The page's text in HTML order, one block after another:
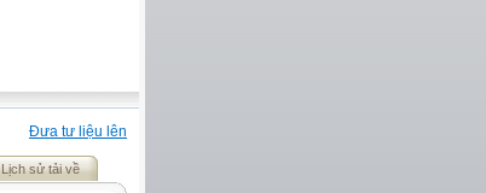
Đưa tư liệu lên
Lịch sử tải về